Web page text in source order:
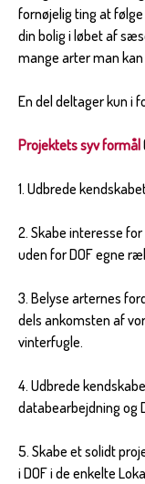
fornøjelig ting at
din bolig i løbet af
mange arter man
En del deltager kun i
Projektets syv formål
1. Udbrede
2. Skabe interesse
uden for DOF egne
3. Belyse arternes
dels ankomsten af
vinterfugle.
4. Udbrede
databearbejdning og
5. Skabe et solidt
i DOF i de enkelte